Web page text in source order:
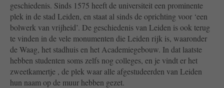
geschiedenis. Sinds 1575 heeft de universiteit een prominente
plek in de stad Leiden, en staat al sinds de oprichting voor ‘een
bolwerk van vrijheid’. De geschiedenis van Leiden is ook terug
te vinden in de vele monumenten die Leiden rijk is, waaronder
de Waag, het stadhuis en het Academiegebouw. In dat laatste
hebben studenten soms zelfs nog colleges, en je vindt er het
zweetkamertje , de plek waar alle afgestudeerden van Leiden
hun naam op de muur hebben gezet.